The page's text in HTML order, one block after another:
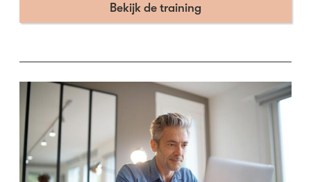
Bekijk de training